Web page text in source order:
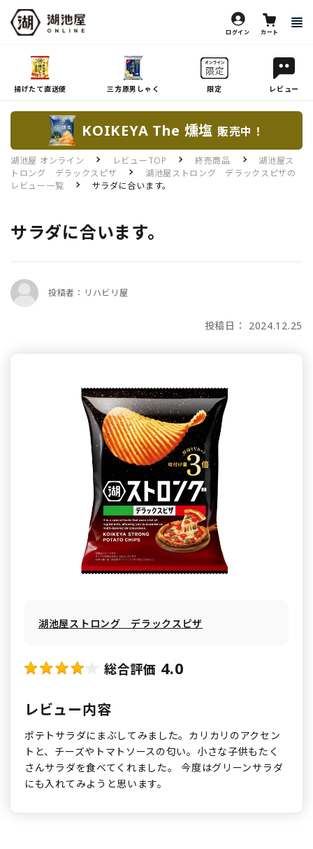
ログイン カート
揚げたて直送便 三方原男しゃく 限定 レビュー
KOIKEYA The 燻塩 販売中！
湖池屋 オンライン レビューTOP 終売商品
湖池屋ス
トロング デラックスピザ
湖池屋ストロング デラックスピザの
レビュー一覧
サラダに合います。
サラダに合います。
投稿者：リハビリ屋
投稿日： 2024.12.25
湖池屋ストロング デラックスピザ
総合評価 4.0
レビュー内容
ポテトサラダにまぶしてみました。カリカリのアクセン
トと、チーズやトマトソースの匂い。小さな子供もたく
さんサラダを食べてくれました。 今度はグリーンサラダ
にも入れてみようと思います。